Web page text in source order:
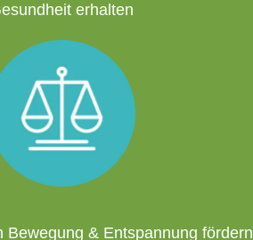
erhalten
Bewegung & Entspannung fördern